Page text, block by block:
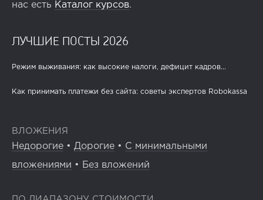
нас есть Каталог курсов.
ЛУЧШИЕ ПОСТЫ 2026
Режим выживания: как высокие налоги, дефицит кадров...
Как принимать платежи без сайта: советы экспертов Robokassa
ВЛОЖЕНИЯ
Недорогие • Дорогие • С минимальными
вложениями • Без вложений